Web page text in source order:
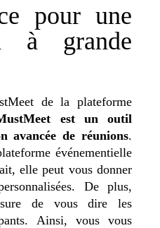
pour une
à grande
de la plateforme
est un outil
avancée de réunions.
événementielle
elle peut vous donner
De plus,
de vous dire les
Ainsi, vous vous